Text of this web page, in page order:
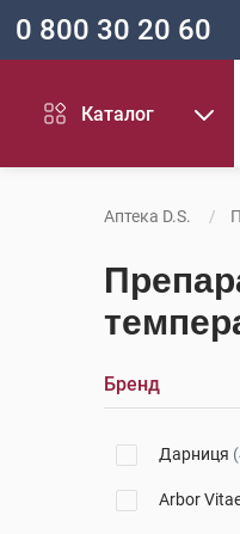
0 800 30 20 60
Каталог
Аптека D.S.
Бренд
Дарниця
Arbor